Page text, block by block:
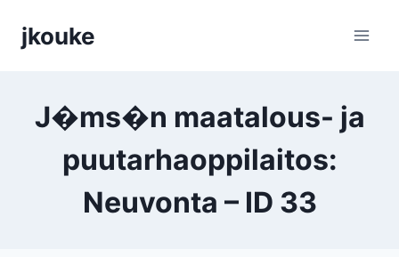
sisältöön
jkouke
J�ms�n maatalous- ja
puutarhaoppilaitos:
Neuvonta – ID 33